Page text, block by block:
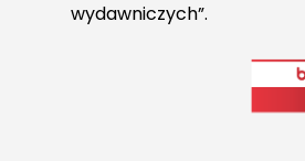
wydawniczych”.
do